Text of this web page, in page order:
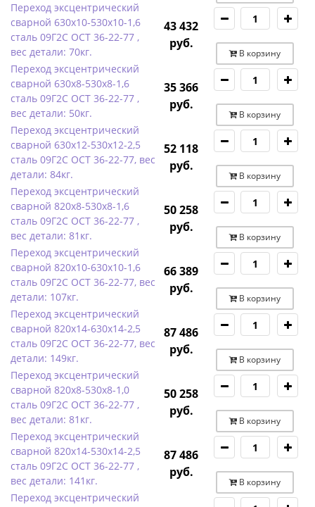
Переход эксцентрический
сварной 630х10-530х10-1,6
сталь 09Г2С ОСТ 36-22-77 ,
вес детали: 70кг.
43 432
руб.
В корзину
Переход эксцентрический
сварной 630х8-530х8-1,6
сталь 09Г2С ОСТ 36-22-77 ,
вес детали: 50кг.
35 366
руб.
В корзину
Переход эксцентрический
сварной 630х12-530х12-2,5
сталь 09Г2С ОСТ 36-22-77, вес
детали: 84кг.
52 118
руб.
В корзину
Переход эксцентрический
сварной 820х8-530х8-1,6
сталь 09Г2С ОСТ 36-22-77 ,
вес детали: 81кг.
50 258
руб.
В корзину
Переход эксцентрический
сварной 820х10-630х10-1,6
сталь 09Г2С ОСТ 36-22-77, вес
детали: 107кг.
66 389
руб.
В корзину
Переход эксцентрический
сварной 820х14-630х14-2,5
сталь 09Г2С ОСТ 36-22-77, вес
детали: 149кг.
87 486
руб.
В корзину
Переход эксцентрический
сварной 820х8-530х8-1,0
сталь 09Г2С ОСТ 36-22-77 ,
вес детали: 81кг.
50 258
руб.
В корзину
Переход эксцентрический
сварной 820х14-530х14-2,5
сталь 09Г2С ОСТ 36-22-77 ,
вес детали: 141кг.
87 486
руб.
В корзину
Переход эксцентрический